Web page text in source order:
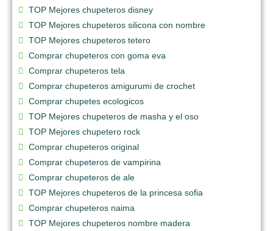
TOP Mejores chupeteros disney
TOP Mejores chupeteros silicona con nombre
TOP Mejores chupeteros tetero
Comprar chupeteros con goma eva
Comprar chupeteros tela
Comprar chupeteros amigurumi de crochet
Comprar chupetes ecologicos
TOP Mejores chupeteros de masha y el oso
TOP Mejores chupetero rock
Comprar chupeteros original
Comprar chupeteros de vampirina
Comprar chupeteros de ale
TOP Mejores chupeteros de la princesa sofia
Comprar chupeteros naima
TOP Mejores chupeteros nombre madera